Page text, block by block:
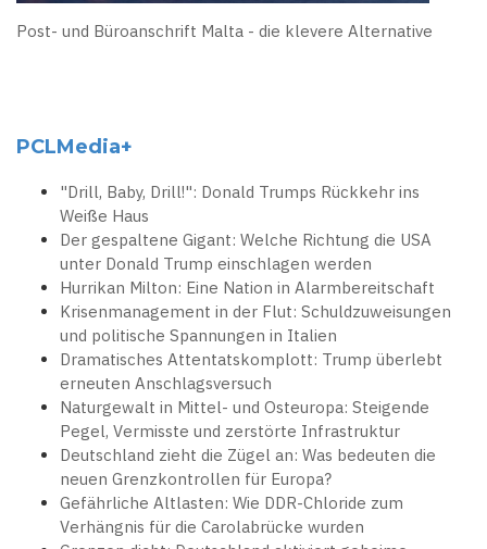
Post- und Büroanschrift Malta - die klevere Alternative
PCLMedia+
"Drill, Baby, Drill!": Donald Trumps Rückkehr ins
Weiße Haus
Der gespaltene Gigant: Welche Richtung die USA
unter Donald Trump einschlagen werden
Hurrikan Milton: Eine Nation in Alarmbereitschaft
Krisenmanagement in der Flut: Schuldzuweisungen
und politische Spannungen in Italien
Dramatisches Attentatskomplott: Trump überlebt
erneuten Anschlagsversuch
Naturgewalt in Mittel- und Osteuropa: Steigende
Pegel, Vermisste und zerstörte Infrastruktur
Deutschland zieht die Zügel an: Was bedeuten die
neuen Grenzkontrollen für Europa?
Gefährliche Altlasten: Wie DDR-Chloride zum
Verhängnis für die Carolabrücke wurden